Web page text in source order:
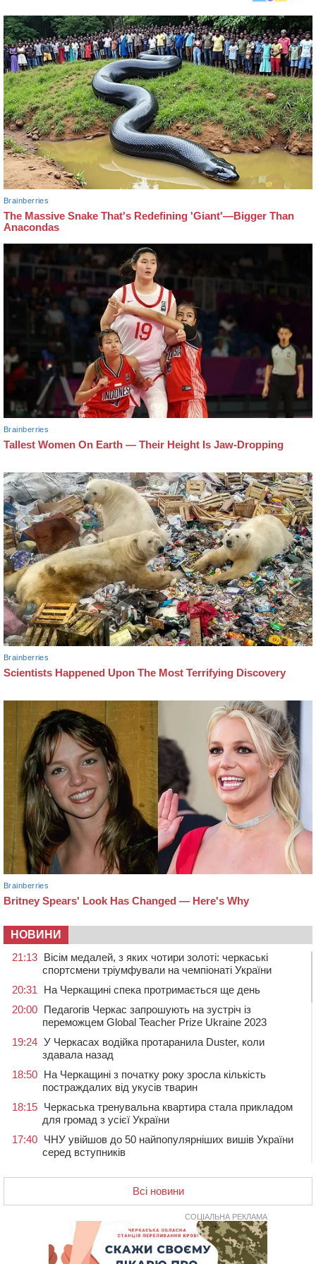
НОВИНИ
21:13 Вісім медалей, з яких чотири золоті: черкаські
спортсмени тріумфували на чемпіонаті України
20:31
На Черкащині спека протримається ще день
20:00 Педагогів Черкас запрошують на зустріч із
переможцем Global Teacher Prize Ukraine 2023
19:24 У Черкасах водійка протаранила Duster, коли
здавала назад
18:50 На Черкащині з початку року зросла кількість
постраждалих від укусів тварин
18:15 Черкаська тренувальна квартира стала прикладом
для громад з усієї України
17:40 ЧНУ увійшов до 50 найпопулярніших вишів України
серед вступників
контейнерний майданчик
16:32
Без розтину грудної клітки: у Черкасах 75-річній
пацієнтці замінили аортальний клапан
У Черкаському онкоцентрі встановили сонячну
електростанцію за понад пів мільйона гривень
Всі новини
СОЦІАЛЬНА РЕКЛАМА